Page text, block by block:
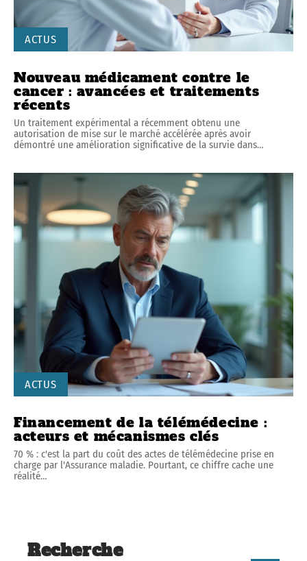
ACTUS
Nouveau médicament contre le
cancer : avancées et traitements
récents
Un traitement expérimental a récemment obtenu une
autorisation de mise sur le marché accélérée après avoir
démontré une amélioration significative de la survie dans…
ACTUS
Financement de la télémédecine :
acteurs et mécanismes clés
70 % : c'est la part du coût des actes de télémédecine prise en
charge par l'Assurance maladie. Pourtant, ce chiffre cache une
réalité…
Recherche